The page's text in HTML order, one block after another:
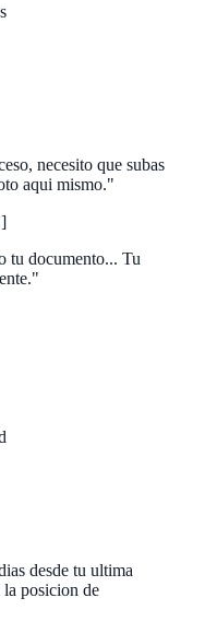
necesito que subas
aqui mismo."
tu documento... Tu
desde tu ultima
la posicion de